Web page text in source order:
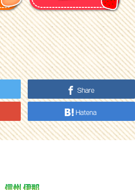
Share
Hatena